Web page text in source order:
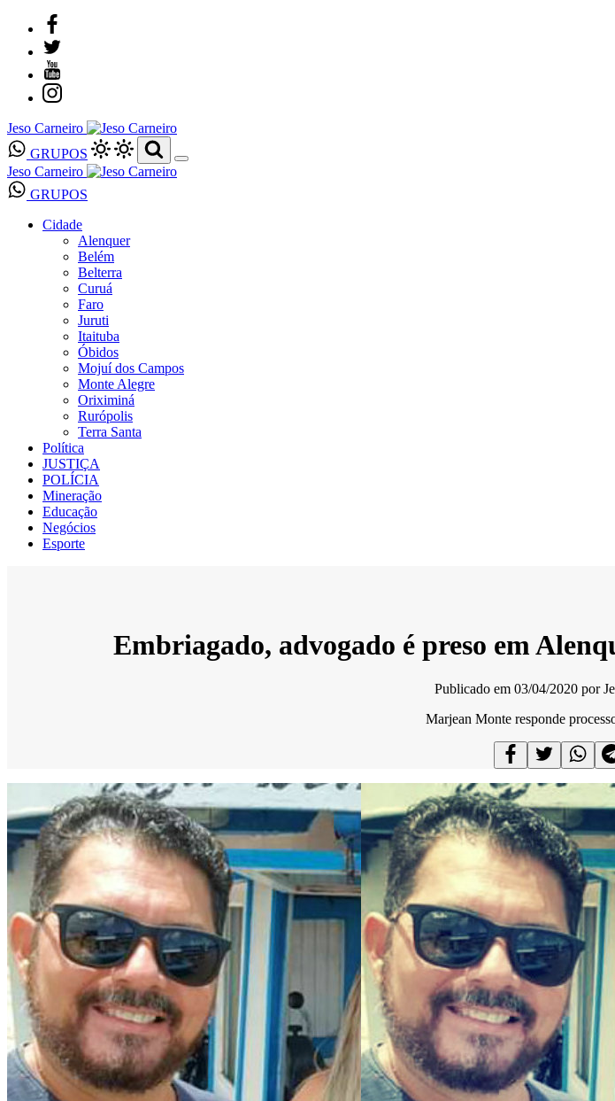
Jeso Carneiro
GRUPOS
Jeso Carneiro
GRUPOS
Cidade
Alenquer
Belém
Belterra
Curuá
Faro
Juruti
Itaituba
Óbidos
Mojuí dos Campos
Monte Alegre
Oriximiná
Rurópolis
Terra Santa
Política
JUSTIÇA
POLÍCIA
Mineração
Educação
Negócios
Esporte
Embriagado, advogado é preso em
Publicado em 03/04/2020 por
Marjean Monte responde